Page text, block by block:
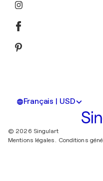
Français | USD
© 2026 Singulart
Mentions légales. Conditions